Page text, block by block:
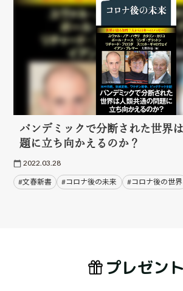
パンデミックで分断された世界
題に立ち向かえるのか？
2022.03.28
#文春新書 #コロナ後の未来 #コロナ後の世界
プレゼント